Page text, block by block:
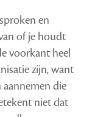
en
of je houdt
voorkant heel
zijn, want
aannemen die
niet dat